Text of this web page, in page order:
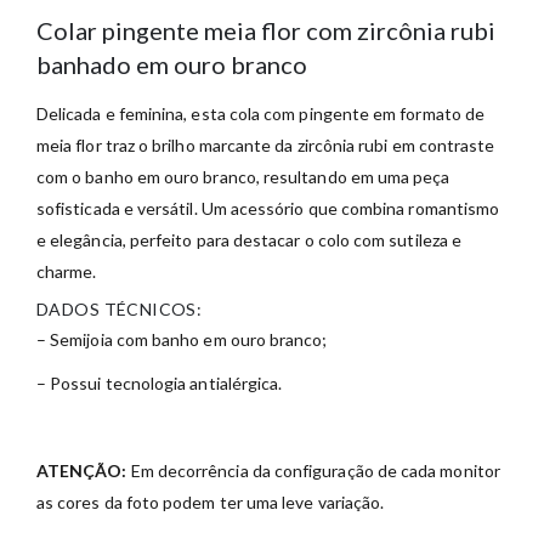
Colar pingente meia flor com zircônia rubi
banhado em ouro branco
Delicada e feminina, esta cola com pingente em formato de
meia flor traz o brilho marcante da zircônia rubi em contraste
com o banho em ouro branco, resultando em uma peça
sofisticada e versátil. Um acessório que combina romantismo
e elegância, perfeito para destacar o colo com sutileza e
charme.
DADOS TÉCNICOS:
– Semijoia com banho em ouro branco;
– Possui tecnologia antialérgica.
ATENÇÃO: Em decorrência da configuração de cada monitor
as cores da foto podem ter uma leve variação.